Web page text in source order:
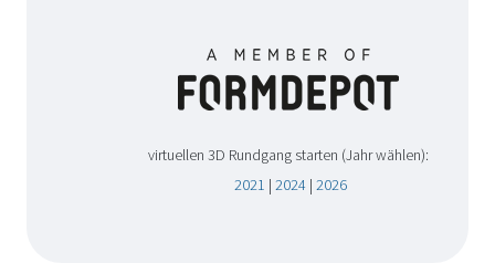
virtuellen 3D Rundgang starten (Jahr wählen):
2021 | 2024| 2026